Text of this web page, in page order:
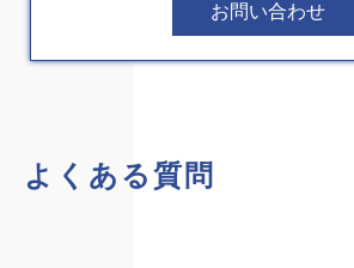
お問い合わせ
よくある質問